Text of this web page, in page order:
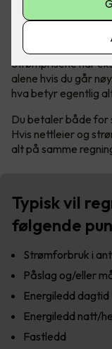
Kan være
Strømprisene har
alene hvis du går
hva betyr egentlig
Du betaler både for
Hvis nettleier og
alt på samme
Typisk vil
følgende
Strømforbruk i
Påslag og/eller
Energiledd dagtid
Energiledd natt/
Fastledd